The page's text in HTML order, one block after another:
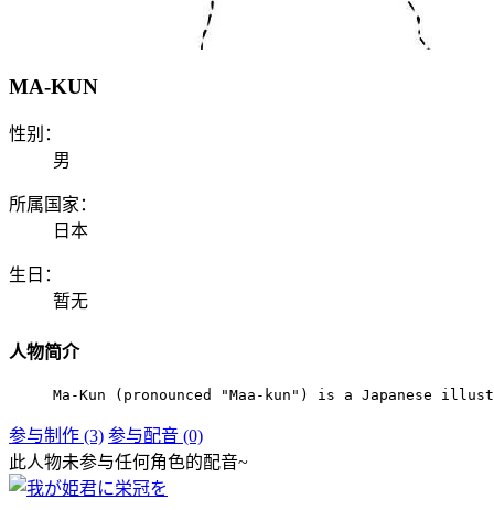
MA-KUN
性别：
男
所属国家：
日本
生日：
暂无
人物简介
Ma-Kun (pronounced "Maa-kun") is a Japanese
参与制作 (3) 参与配音 (0)
此人物未参与任何角色的配音~